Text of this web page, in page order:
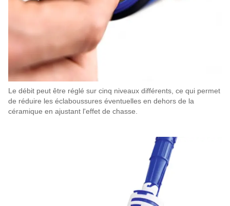
Le débit peut être réglé sur cinq niveaux différents, ce qui permet
de réduire les éclaboussures éventuelles en dehors de la
céramique en ajustant l'effet de chasse.